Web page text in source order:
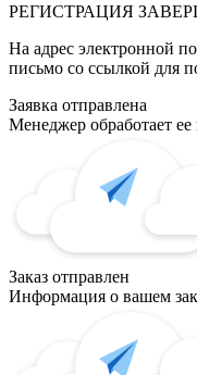
РЕГИСТРАЦИЯ
На адрес электронной
письмо со ссылкой для
Заявка отправлена
Менеджер обработает ее
Заказ отправлен
Информация о вашем